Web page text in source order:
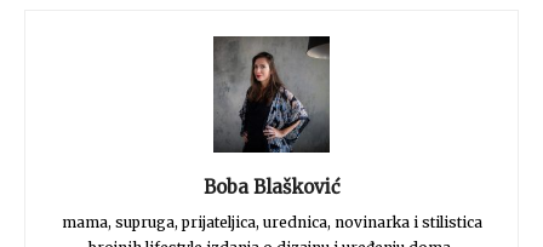
Boba Blašković
mama, supruga, prijateljica, urednica, novinarka i stilistica